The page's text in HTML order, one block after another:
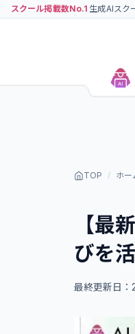
スクール掲載数No.1 生成AIスク
TOP / ホー
【最
びを
最終更新日：